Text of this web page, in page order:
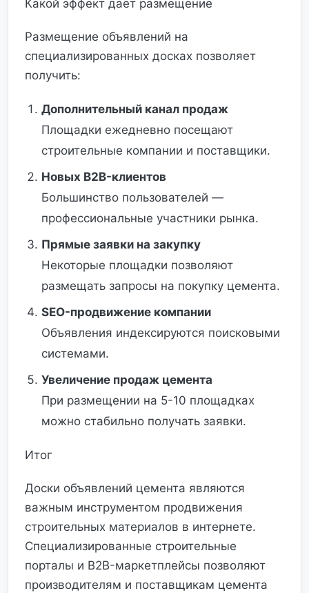
Какой эффект дает размещение
Размещение объявлений на
специализированных досках позволяет
получить:
Дополнительный канал продаж
Площадки ежедневно посещают
строительные компании и поставщики.
Новых B2B-клиентов
Большинство пользователей —
профессиональные участники рынка.
Прямые заявки на закупку
Некоторые площадки позволяют
размещать запросы на покупку цемента.
SEO-продвижение компании
Объявления индексируются поисковыми
системами.
Увеличение продаж цемента
При размещении на 5-10 площадках
можно стабильно получать заявки.
Итог
Доски объявлений цемента являются
важным инструментом продвижения
строительных материалов в интернете.
Специализированные строительные
порталы и B2B-маркетплейсы позволяют
производителям и поставщикам цемента